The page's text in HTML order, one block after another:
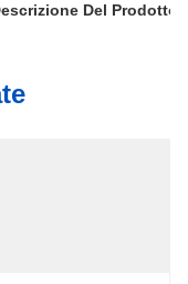
Del Prodotto